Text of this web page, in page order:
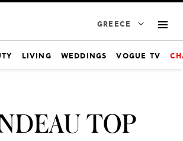
GREECE
LIVING WEDDINGS VOGUE TV
TOP